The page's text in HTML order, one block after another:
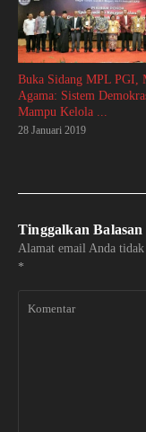
Buka Sidang MPL PGI,
Agama: Sistem
Mampu Kelola ...
28 Januari 2019
Tinggalkan Balasan
Alamat email Anda tidak
*